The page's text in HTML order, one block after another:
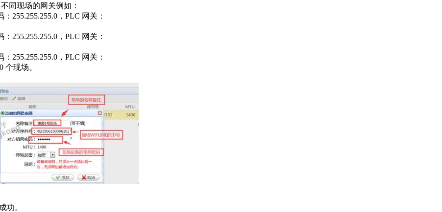
同现场的网关例如：
255.255.255.0，PLC 网关：
255.255.255.0，PLC 网关：
255.255.255.0，PLC 网关：
现场。
功。